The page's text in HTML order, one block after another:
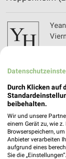
Durch Klicken auf
beibehalten.
Wir und unsere
einem Gerät zu, wie
Browserspeichern,
Anbieter verarbeiten
aufgrund eines
Sie die